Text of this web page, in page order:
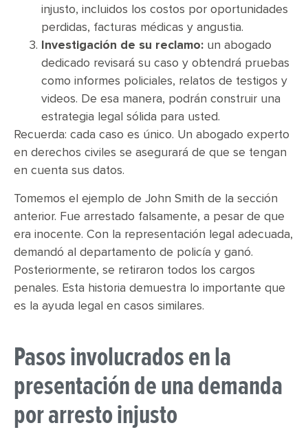
injusto, incluidos los costos por oportunidades
perdidas, facturas médicas y angustia.
Investigación de su reclamo: un abogado
dedicado revisará su caso y obtendrá pruebas
como informes policiales, relatos de testigos y
videos. De esa manera, podrán construir una
estrategia legal sólida para usted.
Recuerda: cada caso es único. Un abogado experto
en derechos civiles se asegurará de que se tengan
en cuenta sus datos.
Tomemos el ejemplo de John Smith de la sección
anterior. Fue arrestado falsamente, a pesar de que
era inocente. Con la representación legal adecuada,
demandó al departamento de policía y ganó.
Posteriormente, se retiraron todos los cargos
penales. Esta historia demuestra lo importante que
es la ayuda legal en casos similares.
Pasos involucrados en la
presentación de una demanda
por arresto injusto